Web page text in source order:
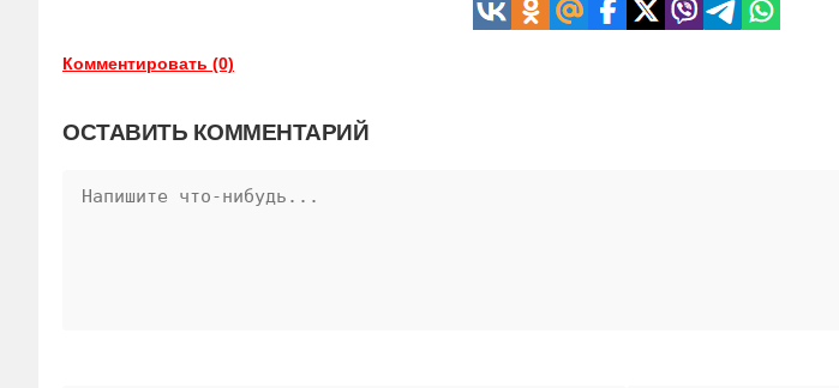
Комментировать (0)
ОСТАВИТЬ КОММЕНТАРИЙ